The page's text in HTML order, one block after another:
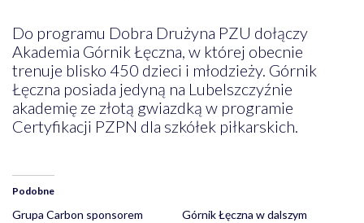
Do programu Dobra Drużyna PZU dołączy
Akademia Górnik Łęczna, w której obecnie
trenuje blisko 450 dzieci i młodzieży. Górnik
Łęczna posiada jedyną na Lubelszczyźnie
akademię ze złotą gwiazdką w programie
Certyfikacji PZPN dla szkółek piłkarskich.
Podobne
Grupa Carbon sponsorem
Górnik Łęczna w dalszym